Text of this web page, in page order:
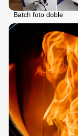
Batch foto doble